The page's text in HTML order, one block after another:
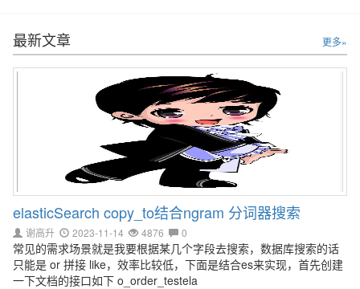
最新文章 更多»
elasticSearch copy_to结合ngram 分词器搜索
谢高升 2023-11-14 4876 0
常见的需求场景就是我要根据某几个字段去搜索，数据库搜索的话
只能是 or 拼接 like，效率比较低，下面是结合es来实现，首先创建
一下文档的接口如下 o_order_testela